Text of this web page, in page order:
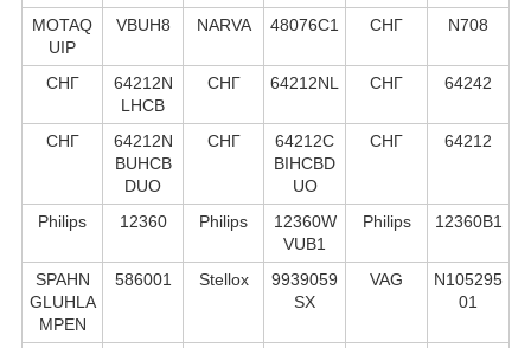
MOTAQ
UIP
VBUH8 NARVA 48076C1 СНГ N708
СНГ
64212N
LHCB
СНГ 64212NL СНГ 64242
СНГ
64212N
BUHCB
DUO
СНГ
64212C
BIHCBD
UO
СНГ 64212
Philips 12360 Philips
12360W
VUB1
Philips 12360B1
SPAHN
GLUHLA
MPEN
586001 Stellox
9939059
SX
VAG
N105295
01